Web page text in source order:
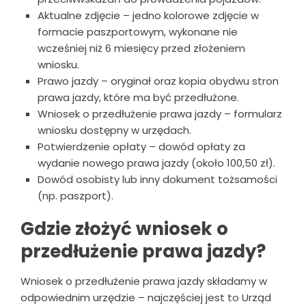
Aktualne zdjęcie – jedno kolorowe zdjęcie w
formacie paszportowym, wykonane nie
wcześniej niż 6 miesięcy przed złożeniem
wniosku.
Prawo jazdy – oryginał oraz kopia obydwu stron
prawa jazdy, które ma być przedłużone.
Wniosek o przedłużenie prawa jazdy – formularz
wniosku dostępny w urzędach.
Potwierdzenie opłaty – dowód opłaty za
wydanie nowego prawa jazdy (około 100,50 zł).
Dowód osobisty lub inny dokument tożsamości
(np. paszport).
Gdzie złożyć wniosek o
przedłużenie prawa jazdy?
Wniosek o przedłużenie prawa jazdy składamy w
odpowiednim urzędzie – najczęściej jest to Urząd